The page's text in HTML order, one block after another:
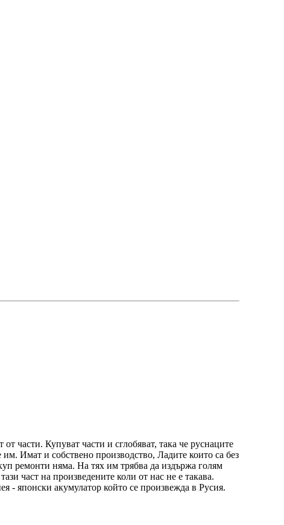
части. Купуват части и сглобяват, така че руснаците
Имат и собствено производство, Ладите които са без
ремонти няма. На тях им трябва да издържа голям
част на произведените коли от нас не е такава.
- японски акумулатор който се произвежда в Русия.